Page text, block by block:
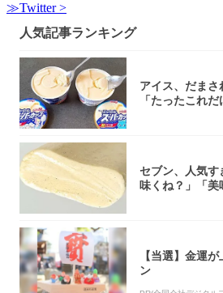
≫Twitter >
人気記事ランキング
アイス、だまさ
「たったこれ
セブン、人気
味くね？」「美
【当選】金運
ン